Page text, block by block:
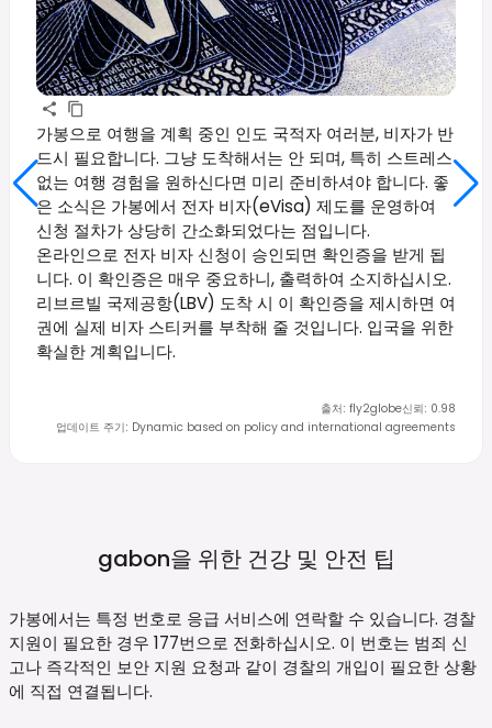
가봉으로 여행을 계획 중인 인도 국적자 여러분, 비자가 반
드시 필요합니다. 그냥 도착해서는 안 되며, 특히 스트레스
없는 여행 경험을 원하신다면 미리 준비하셔야 합니다. 좋
은 소식은 가봉에서 전자 비자(eVisa) 제도를 운영하여
신청 절차가 상당히 간소화되었다는 점입니다.
온라인으로 전자 비자 신청이 승인되면 확인증을 받게 됩
니다. 이 확인증은 매우 중요하니, 출력하여 소지하십시오.
리브르빌 국제공항(LBV) 도착 시 이 확인증을 제시하면 여
권에 실제 비자 스티커를 부착해 줄 것입니다. 입국을 위한
확실한 계획입니다.
출처: fly2globe신뢰: 0.98
업데이트 주기: Dynamic based on policy and international agreements
gabon을 위한 건강 및 안전 팁
가봉에서는 특정 번호로 응급 서비스에 연락할 수 있습니다. 경찰
지원이 필요한 경우 177번으로 전화하십시오. 이 번호는 범죄 신
고나 즉각적인 보안 지원 요청과 같이 경찰의 개입이 필요한 상황
에 직접 연결됩니다.